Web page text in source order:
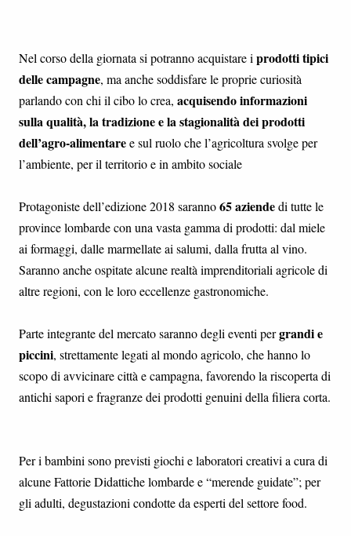
Nel corso della giornata si potranno acquistare i prodotti tipici
delle campagne, ma anche soddisfare le proprie curiosità
parlando con chi il cibo lo crea, acquisendo informazioni
sulla qualità, la tradizione e la stagionalità dei prodotti
dell’agro-alimentaree sul ruolo che l’agricoltura svolge per
l’ambiente, per il territorio e in ambito sociale
Protagoniste dell’edizione 2018 saranno65 aziendedi tutte le
province lombarde con una vasta gamma di prodotti: dal miele
ai formaggi, dalle marmellate ai salumi, dalla frutta al vino.
Saranno anche ospitate alcune realtà imprenditoriali agricole di
altre regioni, con le loro eccellenze gastronomiche.
Parte integrante del mercato saranno degli eventi pergrandi e
piccini, strettamente legati al mondo agricolo, che hanno lo
scopo di avvicinare città e campagna, favorendo la riscoperta di
antichi sapori e fragranze dei prodotti genuini della filiera corta.
Per i bambini sono previsti giochi e laboratori creativi a cura di
alcune Fattorie Didattiche lombarde e “merende guidate”; per
gli adulti, degustazioni condotte da esperti del settore food.